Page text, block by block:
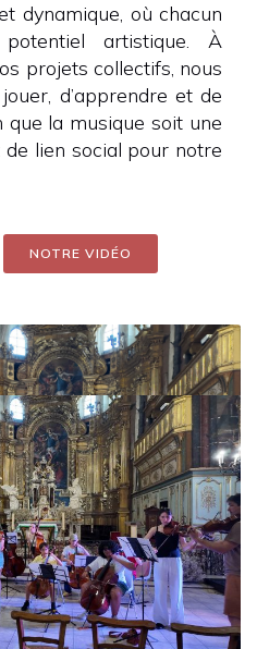
dynamique, où chacun
artistique. À
projets collectifs, nous
d’apprendre et de
la musique soit une
de lien social pour notre
NOTRE VIDÉO